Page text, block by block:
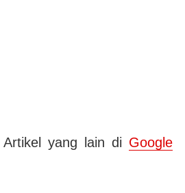
yang lain di Google